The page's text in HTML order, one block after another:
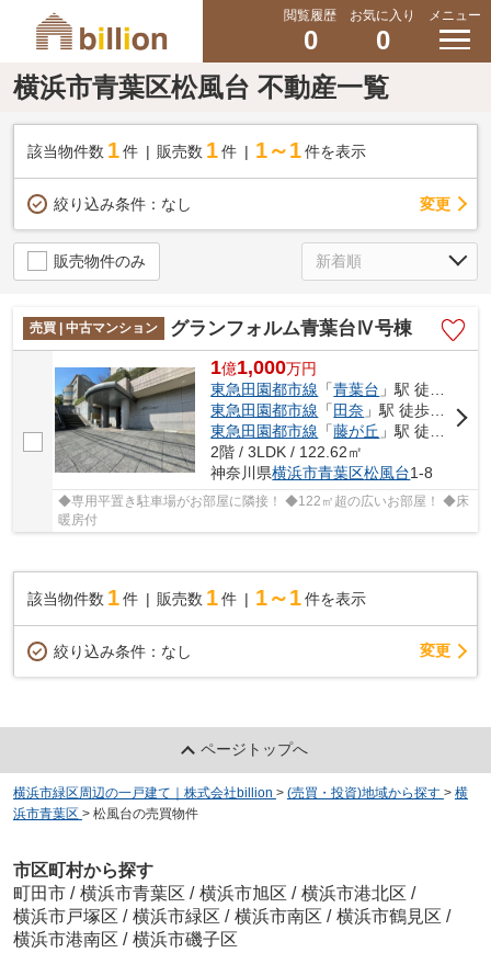
閲覧履歴
0
お気に入り
0
メニュー
横浜市青葉区松風台 不動産一覧
該当物件数 1件 販売数 1 件 1～1 件を表示
絞り込み条件： なし 変更
販売物件のみ
売買 | 中古マンション グランフォルム青葉台Ⅳ号棟
1億1,000万円
東急田園都市線 「青葉台 」駅 徒歩9分
東急田園都市線 「 田奈 」駅 徒歩19分
東急田園都市線 「藤が丘 」駅 徒歩23分
2階 / 3LDK / 122.62㎡
神奈川県横浜市青葉区松風台1-8
◆専用平置き駐車場がお部屋に隣接！ ◆122㎡超の広いお部屋！ ◆床
暖房付
該当物件数 1件 販売数 1 件 1～1 件を表示
絞り込み条件： なし 変更
ページトップへ
横浜市緑区周辺の一戸建て｜株式会社billion > (売買・投資)地域から探す > 横
浜市青葉区 > 松風台の売買物件
市区町村から探す
町田市 / 横浜市青葉区 / 横浜市旭区 / 横浜市港北区 /
横浜市戸塚区 / 横浜市緑区 / 横浜市南区 / 横浜市鶴見区 /
横浜市港南区 / 横浜市磯子区